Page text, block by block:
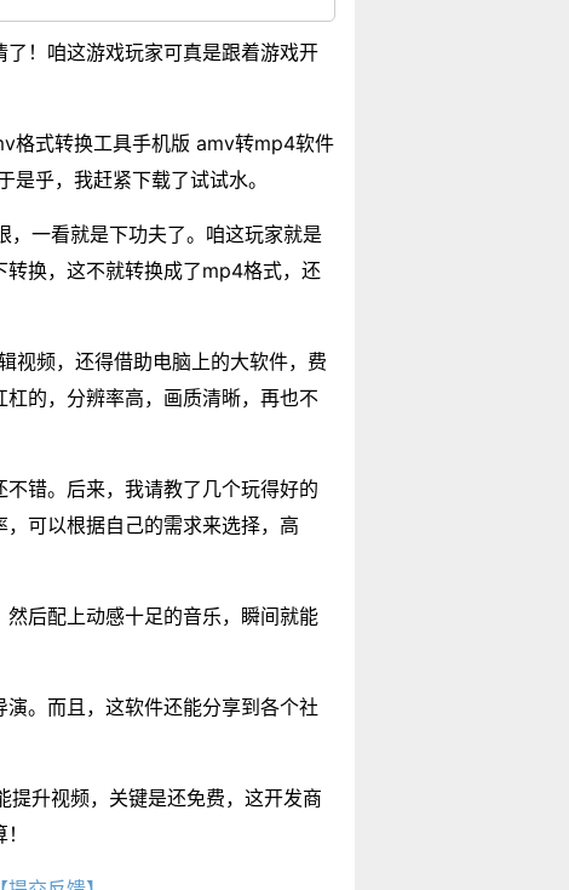
！咱这游戏玩家可真是跟着游戏开
格式转换工具手机版 amv转mp4软件
乎，我赶紧下载了试试水。
一看就是下功夫了。咱这玩家就是
换，这不就转换成了mp4格式，还
视频，还得借助电脑上的大软件，费
的，分辨率高，画质清晰，再也不
错。后来，我请教了几个玩得好的
可以根据自己的需求来选择，高
后配上动感十足的音乐，瞬间就能
。而且，这软件还能分享到各个社
升视频，关键是还免费，这开发商